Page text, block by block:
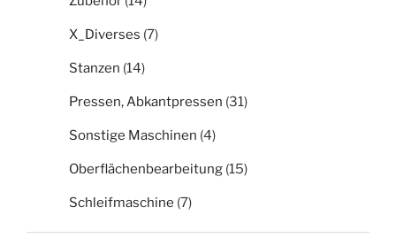
X_Diverses (7)
Stanzen (14)
Pressen, Abkantpressen (31)
Sonstige Maschinen (4)
Oberflächenbearbeitung (15)
Schleifmaschine (7)